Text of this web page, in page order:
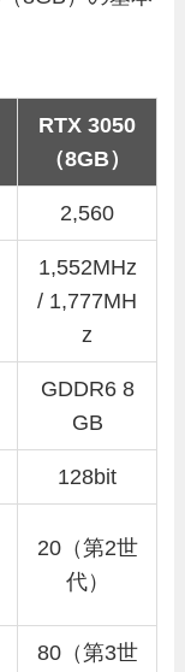
RTX 3050
（8GB）
2,560
1,552MHz
/ 1,777MH
z
GDDR6 8
GB
128bit
20（第2世
代）
80（第3世